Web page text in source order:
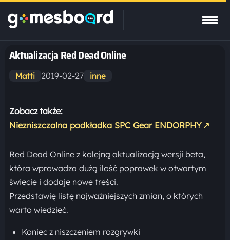
Aktualizacja Red Dead Online
Matti 2019-02-27 inne
Zobacz także:
Niezniszczalna podkładka SPC Gear ENDORPHY ↗
Red Dead Online z kolejną aktualizacją wersji beta,
która wprowadza dużą ilość poprawek w otwartym
świecie i dodaje nowe treści.
Przedstawię listę najważniejszych zmian, o których
warto wiedzieć.
Koniec z niszczeniem rozgrywki